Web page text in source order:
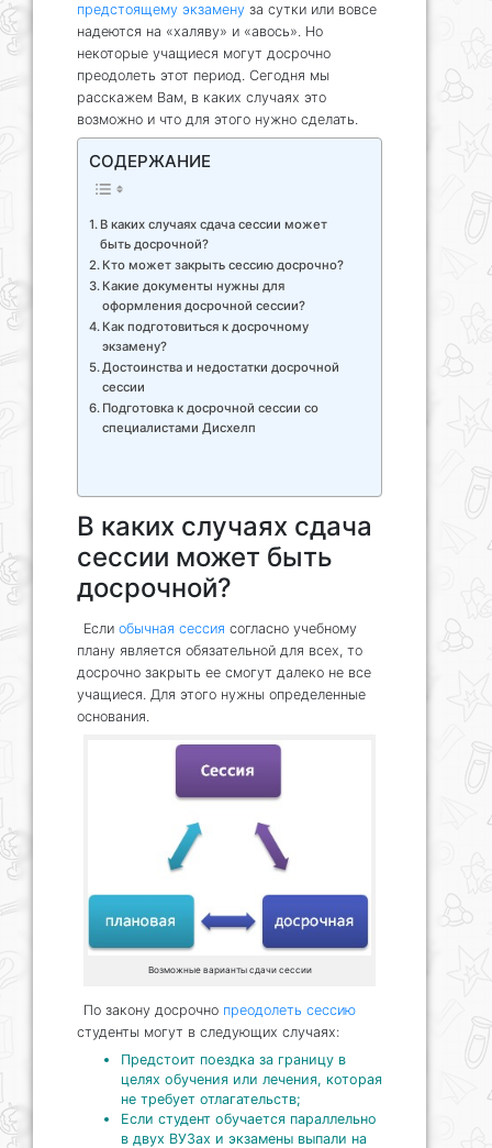
предстоящему экзамену за сутки или вовсе
надеются на «халяву» и «авось». Но
некоторые учащиеся могут досрочно
преодолеть этот период. Сегодня мы
расскажем Вам, в каких случаях это
возможно и что для этого нужно сделать.
СОДЕРЖАНИЕ
В каких случаях сдача сессии может
быть досрочной?
Кто может закрыть сессию досрочно?
Какие документы нужны для
оформления досрочной сессии?
Как подготовиться к досрочному
экзамену?
Достоинства и недостатки досрочной
сессии
Подготовка к досрочной сессии со
специалистами Дисхелп
В каких случаях сдача
сессии может быть
досрочной?
Если обычная сессия согласно учебному
плану является обязательной для всех, то
досрочно закрыть ее смогут далеко не все
учащиеся. Для этого нужны определенные
основания.
Возможные варианты сдачи сессии
По закону досрочно преодолеть сессию
студенты могут в следующих случаях:
Предстоит поездка за границу в
целях обучения или лечения, которая
не требует отлагательств;
Если студент обучается параллельно
в двух ВУЗах и экзамены выпали на